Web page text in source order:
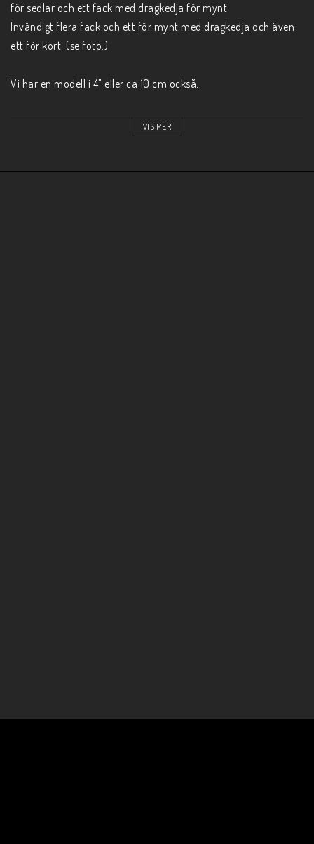
för sedlar och ett fack med dragkedja för mynt.
Invändigt flera fack och ett för mynt med dragkedja och även
ett för kort. (se foto.)
Vi har en modell i 4" eller ca 10 cm också.
Färg.Antik Brun se foto. O.B.S Den är givetvis brun inv. trots att
VIS MER